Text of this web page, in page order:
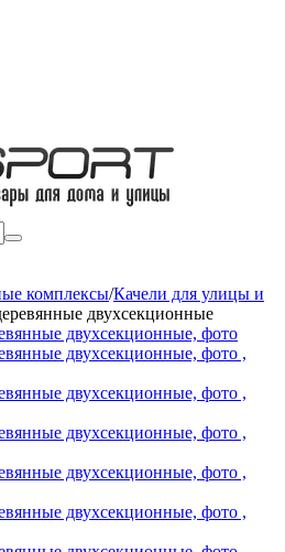
комплексы/Качели для улицы и
двухсекционные